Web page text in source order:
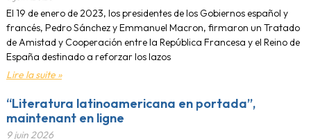
El 19 de enero de 2023, los presidentes de los Gobiernos español y
francés, Pedro Sánchez y Emmanuel Macron, firmaron un Tratado
de Amistad y Cooperación entre la República Francesa y el Reino de
España destinado a reforzar los lazos
Lire la suite »
“Literatura latinoamericana en portada”,
maintenant en ligne
9 juin 2026